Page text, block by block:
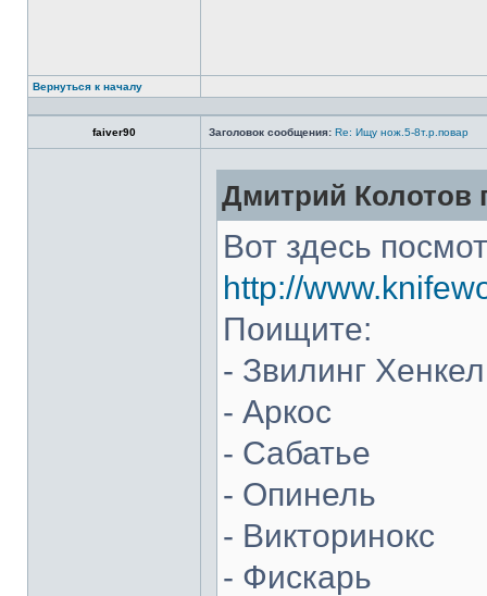
Вернуться к началу
faiver90 Заголовок сообщения: Re: Ищу нож.5-8т.р.повар
Дмитрий Колотов
Вот здесь
http://
Поищите:
- Звилинг
- Аркос
- Сабатье
- Опинель
- Викторинокс
- Фискарь